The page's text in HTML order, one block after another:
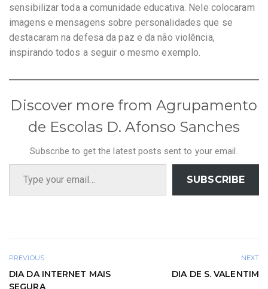
sensibilizar toda a comunidade educativa. Nele colocaram
imagens e mensagens sobre personalidades que se
destacaram na defesa da paz e da não violência,
inspirando todos a seguir o mesmo exemplo.
Discover more from Agrupamento
de Escolas D. Afonso Sanches
Subscribe to get the latest posts sent to your email.
Type your email…
SUBSCRIBE
PREVIOUS
DIA DA INTERNET MAIS
SEGURA
NEXT
DIA DE S. VALENTIM